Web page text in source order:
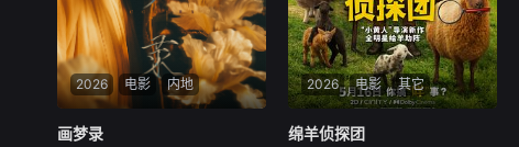
笑升级，更有从热带雨林到冰
河世纪的全新视觉享受，节目
从赛制、形式上标新立异，在
众多竞技类真人秀中，突出节
目概念传达，具有自己独特的
2026 电影 内地
画梦录
画梦录
2026 电影 其它
绵羊侦探团
绵羊侦探团